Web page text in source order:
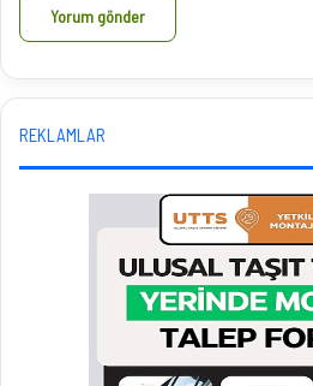
REKLAMLAR